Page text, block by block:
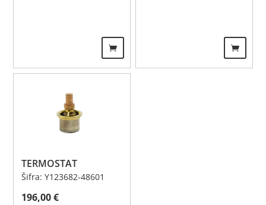
TERMOSTAT
Šifra: Y123682-48601
196,00€